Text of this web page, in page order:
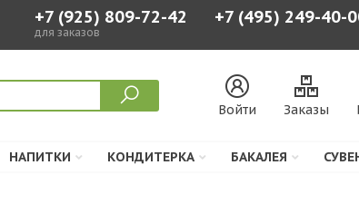
+7 (925) 809-72-42
для заказов
+7 (495) 249-40-
Войти Заказы
НАПИТКИ КОНДИТЕРКА БАКАЛЕЯ